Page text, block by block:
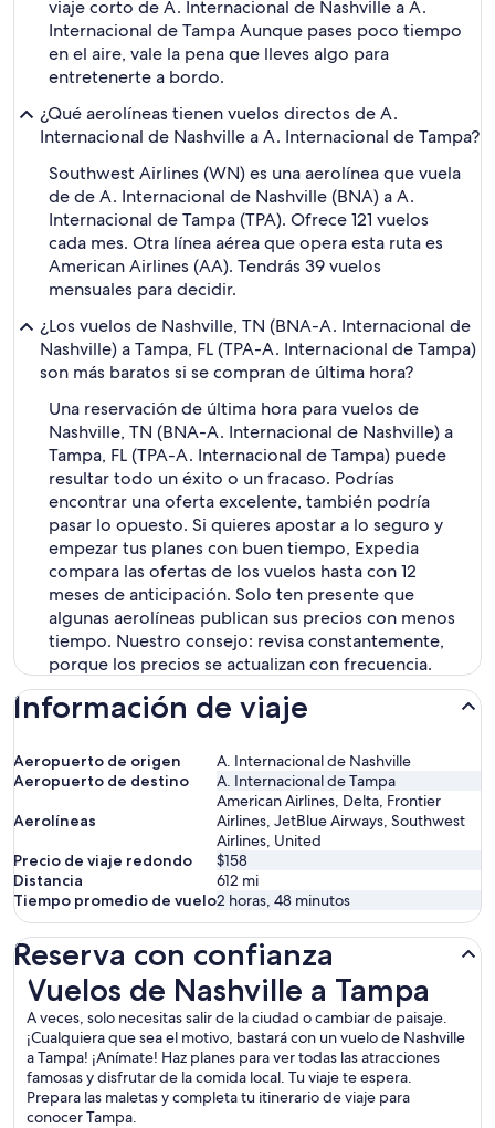
viaje corto de A. Internacional de Nashville a A.
Internacional de Tampa Aunque pases poco tiempo
en el aire, vale la pena que lleves algo para
entretenerte a bordo.
¿Qué aerolíneas tienen vuelos directos de A.
Internacional de Nashville a A. Internacional de Tampa?
Southwest Airlines (WN) es una aerolínea que vuela
de de A. Internacional de Nashville (BNA) a A.
Internacional de Tampa (TPA). Ofrece 121 vuelos
cada mes. Otra línea aérea que opera esta ruta es
American Airlines (AA). Tendrás 39 vuelos
mensuales para decidir.
¿Los vuelos de Nashville, TN (BNA-A. Internacional de
Nashville) a Tampa, FL (TPA-A. Internacional de Tampa)
son más baratos si se compran de última hora?
Una reservación de última hora para vuelos de
Nashville, TN (BNA-A. Internacional de Nashville) a
Tampa, FL (TPA-A. Internacional de Tampa) puede
resultar todo un éxito o un fracaso. Podrías
encontrar una oferta excelente, también podría
pasar lo opuesto. Si quieres apostar a lo seguro y
empezar tus planes con buen tiempo, Expedia
compara las ofertas de los vuelos hasta con 12
meses de anticipación. Solo ten presente que
algunas aerolíneas publican sus precios con menos
tiempo. Nuestro consejo: revisa constantemente,
porque los precios se actualizan con frecuencia.
Información de viaje
Aeropuerto de origen
A. Internacional de Nashville
Aeropuerto de destino
A. Internacional de Tampa
Aerolíneas
American Airlines, Delta, Frontier
Airlines, JetBlue Airways, Southwest
Airlines, United
Precio de viaje redondo
$158
Distancia
612 mi
Tiempo promedio de vuelo2 horas, 48 minutos
Reserva con confianza
Vuelos de Nashville a Tampa
A veces, solo necesitas salir de la ciudad o cambiar de paisaje.
¡Cualquiera que sea el motivo, bastará con un vuelo de Nashville
a Tampa! ¡Anímate! Haz planes para ver todas las atracciones
famosas y disfrutar de la comida local. Tu viaje te espera.
Prepara las maletas y completa tu itinerario de viaje para
conocer Tampa.
Vuelos de Nashville a Tampa